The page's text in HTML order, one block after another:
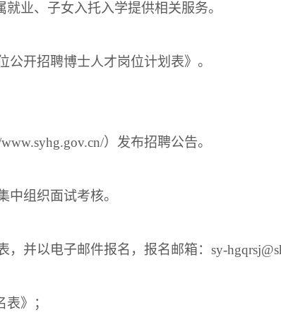
业、子女入托入学提供相关服务。
开招聘博士人才岗位计划表》。
）发布招聘公告。
中组织面试考核。
并以电子邮件报名，报名邮箱：sy-
》；